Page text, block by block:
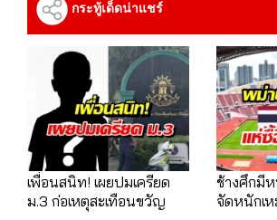
กระทู้เด็ดน่าแชร์
เพื่อนสนิท! เผยปมเครียด
ม.3 ก่อเหตุสะเทือนขวัญ
ช้างศึกมี
จัดหนักเห